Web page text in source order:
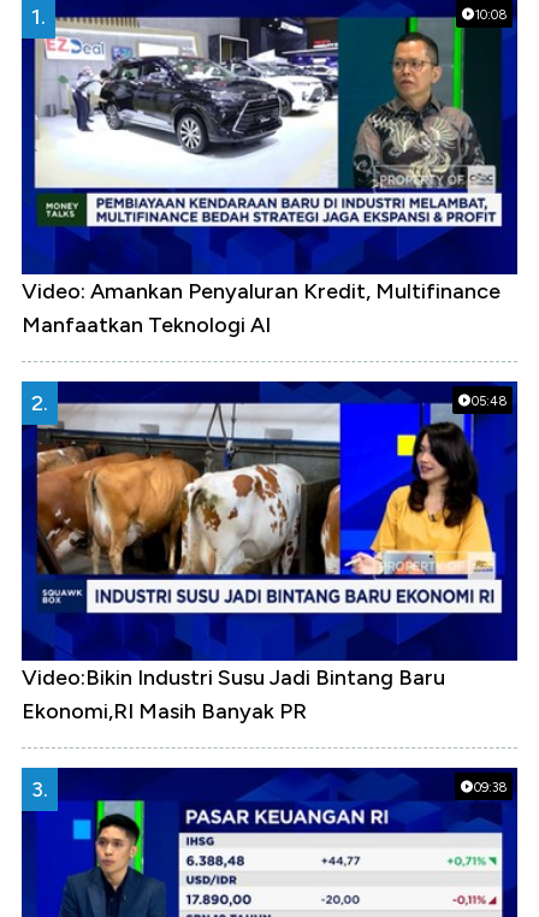
10:08
1.
Video: Amankan Penyaluran Kredit, Multifinance
Manfaatkan Teknologi AI
05:48
2.
Video:Bikin Industri Susu Jadi Bintang Baru
Ekonomi,RI Masih Banyak PR
09:38
3.